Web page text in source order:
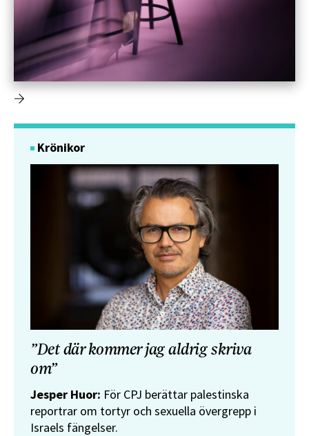
Krönikor
”Det där kommer jag aldrig skriva
om”
Jesper Huor: För CPJ berättar palestinska
reportrar om tortyr och sexuella övergrepp i
Israels fängelser.